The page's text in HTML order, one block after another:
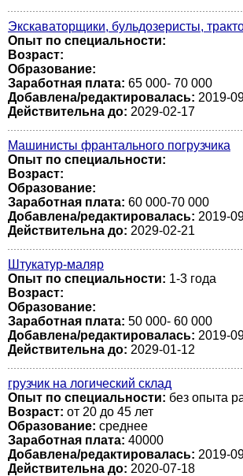
Экскаваторщики, бульдозеристы,
Опыт по специальности:
Возраст:
Образование:
Заработная плата: 65 000- 70 000
Добавлена/редактировалась: 2019-
Действительна до: 2029-02-17
Машинисты франтального погрузчика
Опыт по специальности:
Возраст:
Образование:
Заработная плата: 60 000-70 000
Добавлена/редактировалась: 2019-
Действительна до: 2029-02-21
Штукатур-маляр
Опыт по специальности: 1-3 года
Возраст:
Образование:
Заработная плата: 50 000- 60 000
Добавлена/редактировалась: 2019-
Действительна до: 2029-01-12
грузчик на логический склад
Опыт по специальности: без опыта
Возраст: от 20 до 45 лет
Образование: среднее
Заработная плата: 40000
Добавлена/редактировалась: 2019-
Действительна до: 2020-07-18